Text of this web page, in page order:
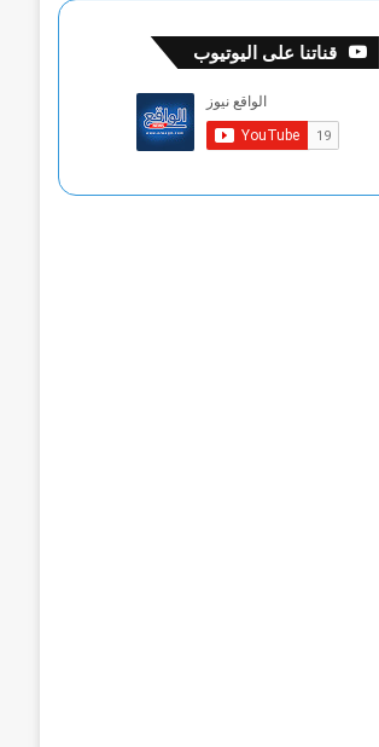
قناتنا على اليوتيوب